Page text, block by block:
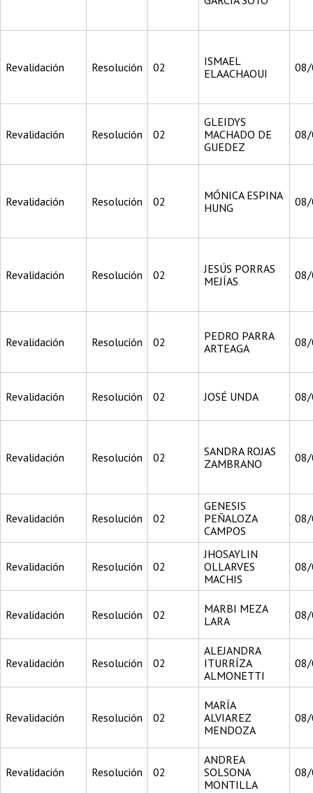
Revalidación Resolución 02
ISMAEL
ELAACHAOUI
Revalidación Resolución 02
GLEIDYS
MACHADO DE
GUEDEZ
Revalidación Resolución 02
MÓNICA ESPINA
HUNG
Revalidación Resolución 02
JESÚS PORRAS
MEJÍAS
Revalidación Resolución 02
PEDRO PARRA
ARTEAGA
Revalidación Resolución 02 JOSÉ UNDA
Revalidación Resolución 02
SANDRA ROJAS
ZAMBRANO
Revalidación Resolución 02
GENESIS
PEÑALOZA
CAMPOS
Revalidación Resolución 02
JHOSAYLIN
OLLARVES
MACHIS
Revalidación Resolución 02
MARBI MEZA
LARA
Revalidación Resolución 02
ALEJANDRA
ITURRÍZA
ALMONETTI
Revalidación Resolución 02
MARÍA
ALVIAREZ
MENDOZA
Revalidación Resolución 02
ANDREA
SOLSONA
MONTILLA